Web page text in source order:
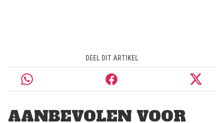
DEEL DIT ARTIKEL
AANBEVOLEN VOOR